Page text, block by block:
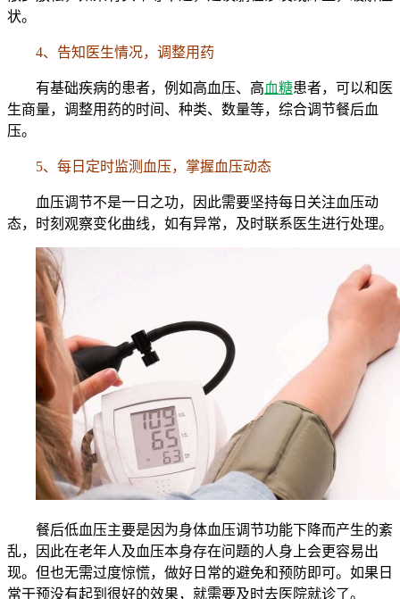
状。
4、告知医生情况，调整用药
有基础疾病的患者，例如高血压、高血糖患者，可以和医
生商量，调整用药的时间、种类、数量等，综合调节餐后血
压。
5、每日定时监测血压，掌握血压动态
血压调节不是一日之功，因此需要坚持每日关注血压动
态，时刻观察变化曲线，如有异常，及时联系医生进行处理。
餐后低血压主要是因为身体血压调节功能下降而产生的紊
乱，因此在老年人及血压本身存在问题的人身上会更容易出
现。但也无需过度惊慌，做好日常的避免和预防即可。如果日
常干预没有起到很好的效果，就需要及时去医院就诊了。